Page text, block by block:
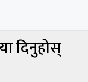
दिनुहोस्